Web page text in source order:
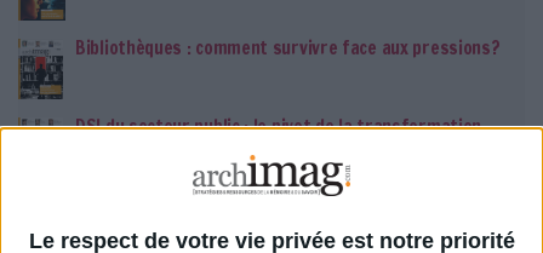
Le respect de votre vie privée est notre priorité
Bibliothèques : comment survivre face aux pressions?
DSI du secteur public : le pivot de la transformation